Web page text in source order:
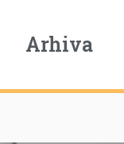
Arhiva